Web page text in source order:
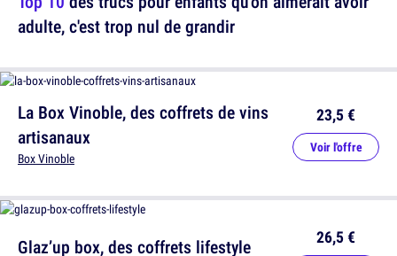
adulte, c'est trop nul de grandir
Glaz’up box, des coffrets lifestyle 26,5 €
La Box Vinoble, des coffrets de vins
artisanaux
Box Vinoble
23,5 €
Voir l'offre